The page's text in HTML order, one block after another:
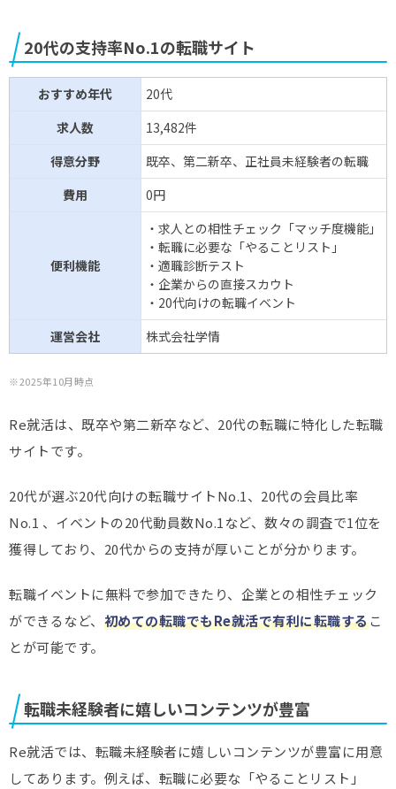
20代の支持率No.1の転職サイト
おすすめ年代
20代
求人数
13,482件
得意分野
既卒、第二新卒、正社員未経験者の転職
費用
0円
便利機能
・求人との相性チェック「マッチ度機能」
・転職に必要な「やることリスト」
・適職診断テスト
・企業からの直接スカウト
・20代向けの転職イベント
運営会社
株式会社学情
※2025年10月時点
Re就活は、既卒や第二新卒など、20代の転職に特化した転職
サイトです。
20代が選ぶ20代向けの転職サイトNo.1、20代の会員比率
No.1 、イベントの20代動員数No.1など、数々の調査で1位を
獲得しており、20代からの支持が厚いことが分かります。
転職イベントに無料で参加できたり、企業との相性チェック
ができるなど、 初めての転職でもRe就活で有利に転職するこ
とが可能です。
転職未経験者に嬉しいコンテンツが豊富
Re就活では、転職未経験者に嬉しいコンテンツが豊富に用意
してあります。例えば、転職に必要な「やることリスト」